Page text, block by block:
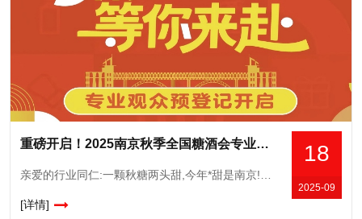
18
2025-09
重磅开启！2025南京秋季全国糖酒会专业观众预登记通道正式开通
[详情]